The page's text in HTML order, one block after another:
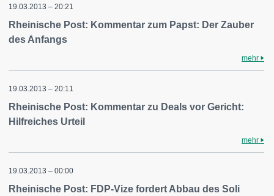
19.03.2013 – 20:21
Rheinische Post: Kommentar zum Papst: Der Zauber
des Anfangs
mehr
19.03.2013 – 20:11
Rheinische Post: Kommentar zu Deals vor Gericht:
Hilfreiches Urteil
mehr
19.03.2013 – 00:00
Rheinische Post: FDP-Vize fordert Abbau des Soli